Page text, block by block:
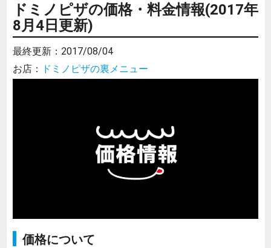
ドミノピザの価格・料金情報(2017年
8月4日更新)
最終更新： 2017/08/04
お店： ドミノピザの裏メニュー
価格について